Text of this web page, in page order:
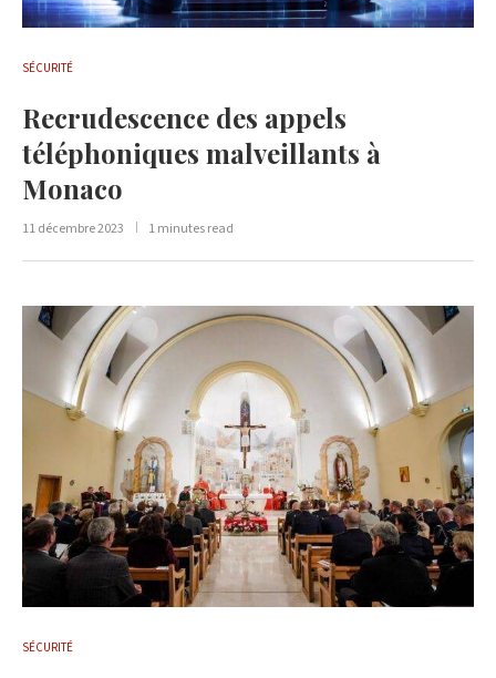
SÉCURITÉ
Recrudescence des appels
téléphoniques malveillants à
Monaco
11 décembre 2023 1 minutes read
SÉCURITÉ